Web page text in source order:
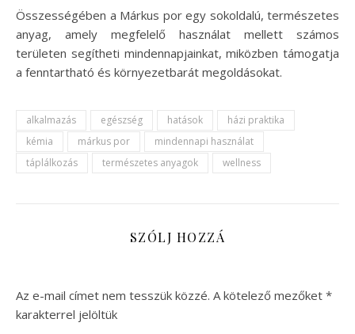
Összességében a Márkus por egy sokoldalú, természetes
anyag, amely megfelelő használat mellett számos
területen segítheti mindennapjainkat, miközben támogatja
a fenntartható és környezetbarát megoldásokat.
alkalmazás egészség hatások
házi praktika
kémia
márkus por
mindennapi használat
táplálkozás
természetes anyagok wellness
SZÓLJ HOZZÁ
Az e-mail címet nem tesszük közzé. A kötelező mezőket *
karakterrel jelöltük